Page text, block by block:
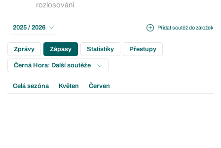
rozlosování
Přidat soutěž do záložek
2025 / 2026
Zprávy Zápasy Statistiky Přestupy
Černá Hora: Další soutěže
Celá sezóna Květen Červen